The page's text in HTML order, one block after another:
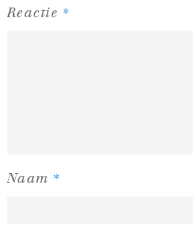
Reactie *
Naam *